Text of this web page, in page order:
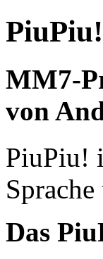
PiuPiu!
MM7-
von
PiuPiu!
Das